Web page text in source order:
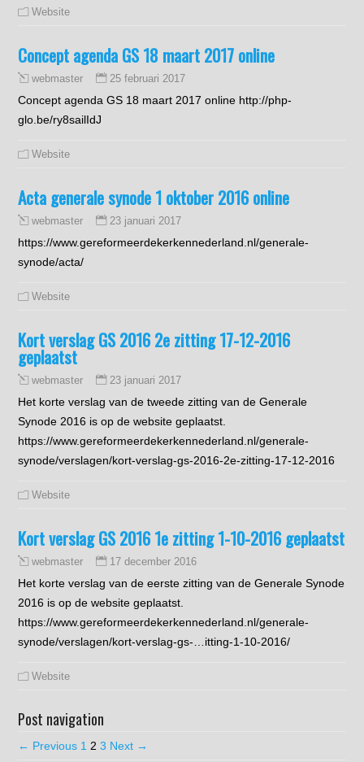
Website
Concept agenda GS 18 maart 2017 online
webmaster 25 februari 2017
Concept agenda GS 18 maart 2017 online http://php-
glo.be/ry8sailIdJ
Website
Acta generale synode 1 oktober 2016 online
webmaster 23 januari 2017
https://www.gereformeerdekerkennederland.nl/generale-
synode/acta/
Website
Kort verslag GS 2016 2e zitting 17-12-2016
geplaatst
webmaster 23 januari 2017
Het korte verslag van de tweede zitting van de Generale
Synode 2016 is op de website geplaatst.
https://www.gereformeerdekerkennederland.nl/generale-
synode/verslagen/kort-verslag-gs-2016-2e-zitting-17-12-2016
Website
Kort verslag GS 2016 1e zitting 1-10-2016 geplaatst
webmaster 17 december 2016
Het korte verslag van de eerste zitting van de Generale Synode
2016 is op de website geplaatst.
https://www.gereformeerdekerkennederland.nl/generale-
synode/verslagen/kort-verslag-gs-…itting-1-10-2016/
Website
Post navigation
← Previous 1 2 3 Next →